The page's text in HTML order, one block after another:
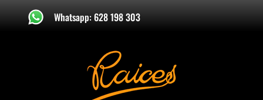
Whatsapp: 628 198 303